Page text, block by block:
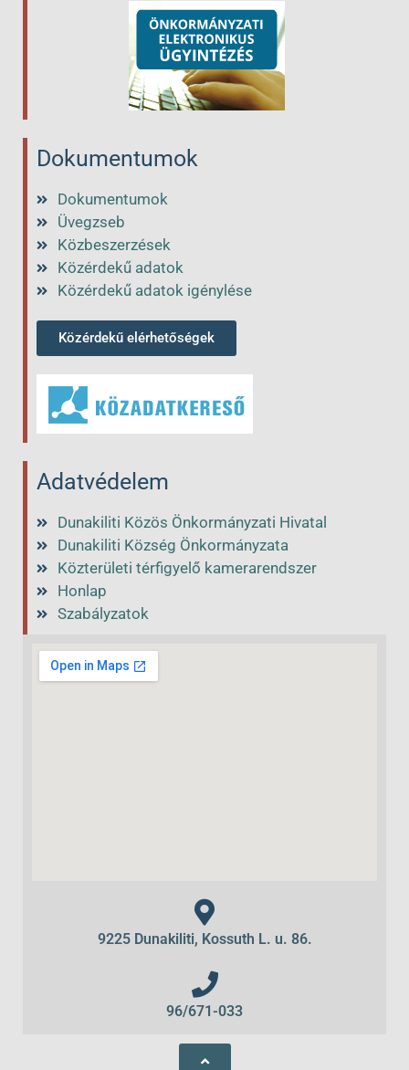
Dokumentumok
Dokumentumok
Üvegzseb
Közbeszerzések
Közérdekű adatok
Közérdekű adatok igénylése
Közérdekű elérhetőségek
Adatvédelem
Dunakiliti Közös Önkormányzati Hivatal
Dunakiliti Község Önkormányzata
Közterületi térfigyelő kamerarendszer
Honlap
Szabályzatok
9225 Dunakiliti, Kossuth L. u. 86.
96/671-033